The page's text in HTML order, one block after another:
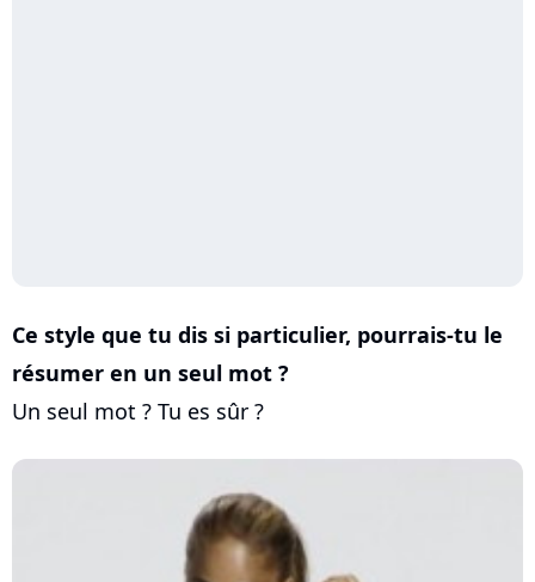
Ce style que tu dis si particulier, pourrais-tu le
résumer en un seul mot ?
Un seul mot ? Tu es sûr ?